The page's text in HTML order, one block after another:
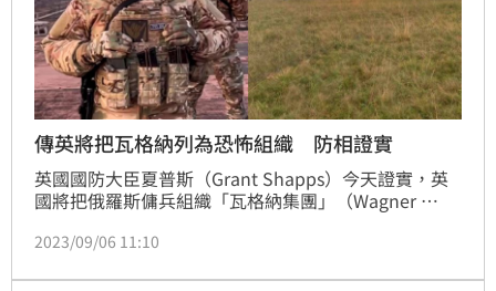
傳英將把瓦格納列為恐怖組織 防相證實
英國國防大臣夏普斯（Grant Shapps）今天證實，英
國將把俄羅斯傭兵組織「瓦格納集團」（Wagner
2023/09/06 11:10